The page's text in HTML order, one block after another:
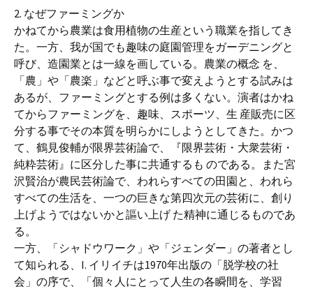
2. なぜファーミングか
かねてから農業は食用植物の生産という職業を指してき
た。一方、我が国でも趣味の庭園管理をガーデニングと
呼び、造園業とは一線を画している。農業の概念 を、
「農」や「農楽」などと呼ぶ事で変えようとする試みは
あるが、ファーミングとする例は多くない。演者はかね
てからファーミングを、趣味、スポーツ、生 産販売に区
分する事でその本質を明らかにしようとしてきた。かつ
て、鶴見俊輔が限界芸術論で、『限界芸術・大衆芸術・
純粋芸術』に区分した事に共通するも のである。また宮
沢賢治が農民芸術論で、われらすべての田園と、われら
すべての生活を、一つの巨きな第四次元の芸術に、創り
上げようではないかと謳い上げ た精神に通じるものであ
る。
一方、「シャドウワーク」や「ジェンダー」の著者とし
て知られる、I. イリイチは1970年出版の「脱学校の社
会」の序で、「個々人にとって人生の各瞬間を、学習